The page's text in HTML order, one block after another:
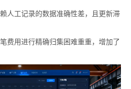
工记录的数据准确性差，且更新滞
用进行精确归集困难重重，增加了